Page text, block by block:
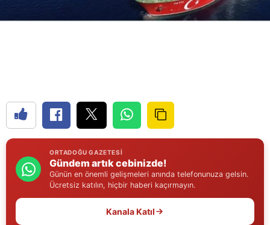
Çorum
Elazığ
Erzincan
Erzurum
Eskişehir
Gaziantep
ORTADOĞU GAZETESI
Gündem artık cebinizde!
Günün en önemli gelişmeleri anında telefonunuza gelsin.
Ücretsiz katılın, hiçbir haberi kaçırmayın.
Kanala Katıl